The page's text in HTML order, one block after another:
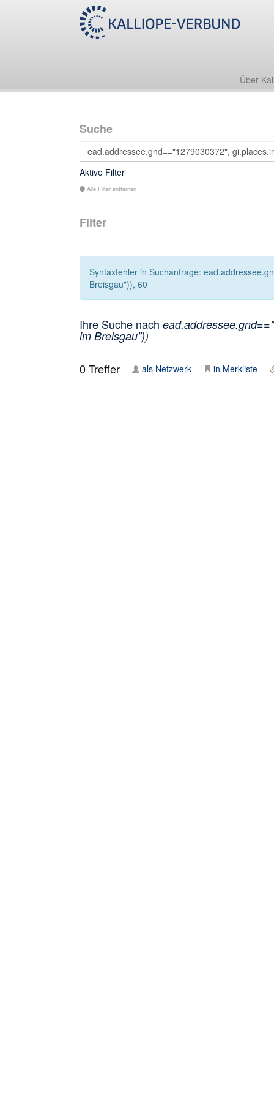
Über
Suche
Aktive Filter
Alle Filter entfernen
Filter
Syntaxfehler in Suchanfrage:
Breisgau")), 60
Ihre Suche nach
im Breisgau"))
0Treffer als Netzwerk in Merkliste